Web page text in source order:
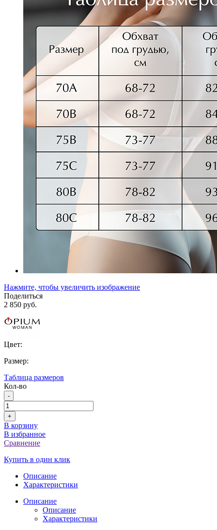
Нажмите, чтобы увеличить изображение
Поделиться
2 850 руб.
Цвет:
Размер:
Таблица размеров
Кол-во
-
+
В корзину
В избранное
Сравнение
Купить в один клик
Описание
Характеристики
Описание
Описание
Характеристики